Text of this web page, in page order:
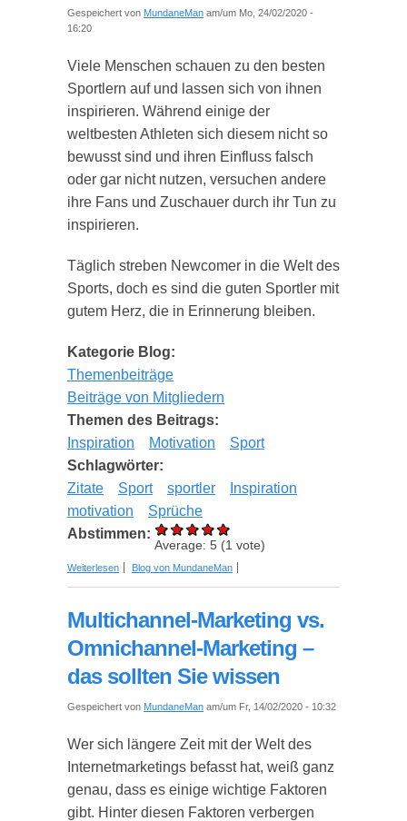
Gespeichert von MundaneMan am/um Mo, 24/02/2020 -
16:20
Viele Menschen schauen zu den besten
Sportlern auf und lassen sich von ihnen
inspirieren. Während einige der
weltbesten Athleten sich diesem nicht so
bewusst sind und ihren Einfluss falsch
oder gar nicht nutzen, versuchen andere
ihre Fans und Zuschauer durch ihr Tun zu
inspirieren.
Täglich streben Newcomer in die Welt des
Sports, doch es sind die guten Sportler mit
gutem Herz, die in Erinnerung bleiben.
Kategorie Blog:
Themenbeiträge
Beiträge von Mitgliedern
Themen des Beitrags:
Inspiration
Motivation
Sport
Schlagwörter:
Zitate
Sport sportler
Inspiration
motivation
Sprüche
Abstimmen:
Average: 5 (1 vote)
Weiterlesen über 10 inspirierende Zitate der besten Athleten
Blog von MundaneMan
Multichannel-Marketing vs.
Omnichannel-Marketing –
das sollten Sie wissen
Gespeichert von MundaneMan am/um Fr, 14/02/2020 - 10:32
Wer sich längere Zeit mit der Welt des
Internetmarketings befasst hat, weiß ganz
genau, dass es einige wichtige Faktoren
gibt. Hinter diesen Faktoren verbergen